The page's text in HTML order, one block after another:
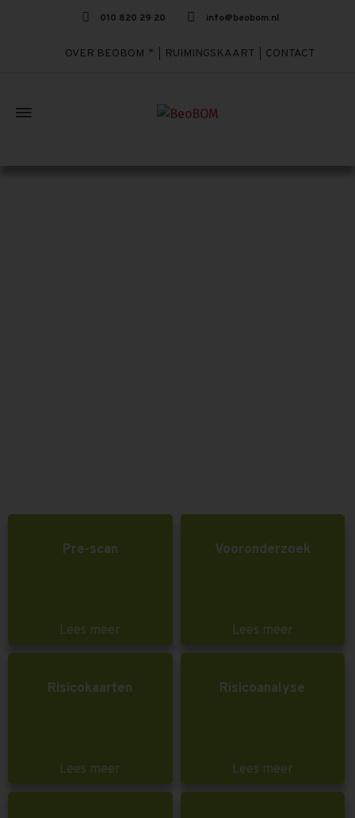
010 820 29 20 info@beobom.nl
OVER BEOBOM RUIMINGSKAART CONTACT
Pre-scan
Lees meer
Vooronderzoek
Lees meer
Risicokaarten
Lees meer
Risicoanalyse
Lees meer